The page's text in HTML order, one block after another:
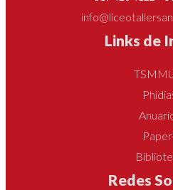
Links de
Redes